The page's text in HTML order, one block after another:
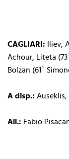
CAGLIARI: Iliev,
Achour, Liteta
Bolzan (61`
A disp.:
All.: Fabio